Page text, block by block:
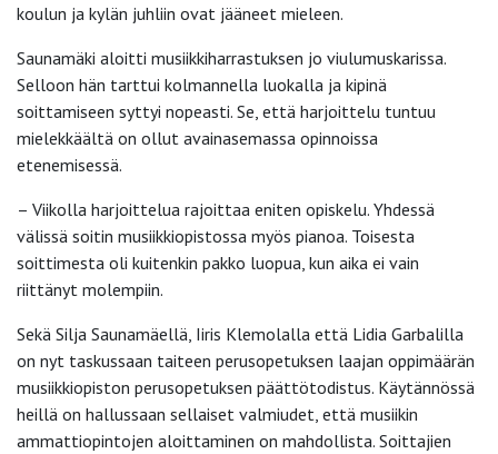
koulun ja kylän juhliin ovat jääneet mieleen.
Saunamäki aloitti musiikkiharrastuksen jo viulumuskarissa.
Selloon hän tarttui kolmannella luokalla ja kipinä
soittamiseen syttyi nopeasti. Se, että harjoittelu tuntuu
mielekkäältä on ollut avainasemassa opinnoissa
etenemisessä.
– Viikolla harjoittelua rajoittaa eniten opiskelu. Yhdessä
välissä soitin musiikkiopistossa myös pianoa. Toisesta
soittimesta oli kuitenkin pakko luopua, kun aika ei vain
riittänyt molempiin.
Sekä Silja Saunamäellä, Iiris Klemolalla että Lidia Garbalilla
on nyt taskussaan taiteen perusopetuksen laajan oppimäärän
musiikkiopiston perusopetuksen päättötodistus. Käytännössä
heillä on hallussaan sellaiset valmiudet, että musiikin
ammattiopintojen aloittaminen on mahdollista. Soittajien